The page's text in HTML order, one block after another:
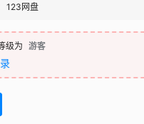
123网盘
级为 游客